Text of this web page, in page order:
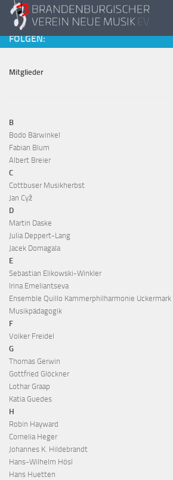
Skip to content
FOLGEN:
Mitglieder
B
Bodo Bärwinkel
Fabian Blum
Albert Breier
C
Cottbuser Musikherbst
Jan Cyž
D
Martin Daske
Julia Deppert-Lang
Jacek Domagala
E
Sebastian Elikowski-Winkler
Irina Emeliantseva
Ensemble Quillo Kammerphilharmonie Uckermark
Musikpädagogik
F
Volker Freidel
G
Thomas Gerwin
Gottfried Glöckner
Lothar Graap
Katia Guedes
H
Robin Hayward
Cornelia Heger
Johannes K. Hildebrandt
Hans-Wilhelm Hösl
Hans Huetten